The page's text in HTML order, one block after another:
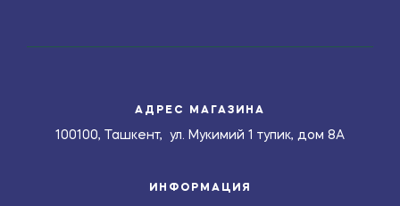
АДРЕС МАГАЗИНА
100100, Ташкент, ул. Мукимий 1 тупик, дом 8А
ИНФОРМАЦИЯ